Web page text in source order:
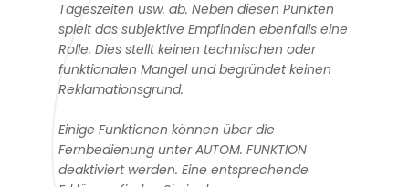
Tageszeiten usw. ab. Neben diesen Punkten
spielt das subjektive Empfinden ebenfalls eine
Rolle. Dies stellt keinen technischen oder
funktionalen Mangel und begründet keinen
Reklamationsgrund.
Einige Funktionen können über die
Fernbedienung unter AUTOM. FUNKTION
deaktiviert werden. Eine entsprechende